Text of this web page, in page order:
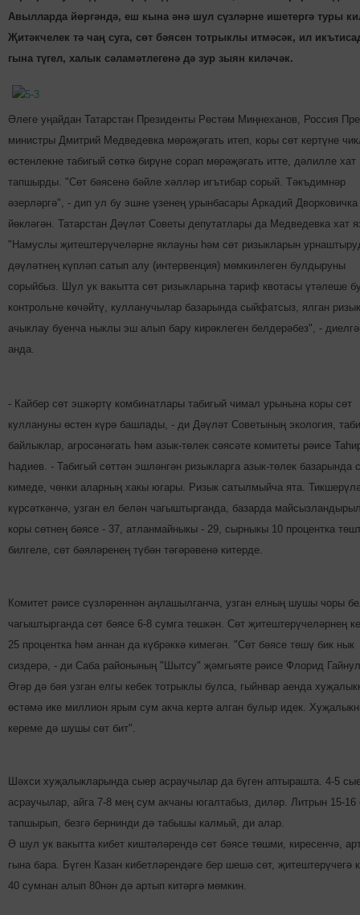
Авылларда йөргәндә, еш кына әнә шул сүзләрне ише­тер­гә туры
Җитәк­челек тә чаң суга, сөт бәясен тотрыклы итмәсәк, ил
гына түгел, халык сәламәтлегенә дә зур зыян киләчәк.
Әлеге уңайдан Татарстан Президенты Рөстәм Миңнеханов, Россия
министры Дмитрий Медведевка мөрәҗәгать итеп, коры сөт кертүне
өстенлекне табигый сөткә бирүне сорап мөрәҗәгать итте, дәлилле хат
тапшырды. "Сөт бәясенә бәйле хәлләр игътибар сорый. Тәкъдимнәр
әзерләргә", - дип ул бу эшне үзенең урынбасары Аркадий Дворковичка
йөкләгән. Татарстан Дәүләт Советы депутатлары да Медведевка хат
"Намуслы җитештерүче­ләр­не яклауны һәм сөт ризыкларын
дәүләтнең күпләп сатып алу (интервенция) мөмкин­леген булдыруны
сорыйбыз. Шул ук вакытта сөт ризыкларына тариф квотасы үтәлеше
контрольне көчәйтү, кулланучылар базарында сыйфатсыз, ялган
ачыклау буенча ныклы эш алып бару кирәклеген белдерә­без", -
анда.
- Кайбер сөт эшкәртү комбинатлары табигый чимал урынына коры сөт
куллануны өстен күрә баш­лады, - ди Дәүләт Советының экология,
байлыклар, аг­ро­сәнәгать һәм азык-төлек сәясәте комитеты рәисе
Һадиев. - Табигый сөттән эшләнгән ризык­ларга азык-төлек базарында
кимеде, чөнки аларның хакы югары. Ризык сатылмыйча ята.
күрсәткәнчә, узган ел белән чагыштырганда, базарда
коры сөтнең бәясе - 37, атланмайныкы - 29, сырныкы 10 процентка
билгеле, сөт бәяләренең түбән тәгәрәвенә китерде.
Комитет рәисе сүзләреннән аңлашылганча, узган елның шушы чоры
чагыштырганда сөт бәясе 6-8 сумга төшкән. Сөт җитештерүчеләрнең
25 процентка һәм аннан да күбрәккә кимегән. "Сөт бәясе төшү бик нык
сиздерә, - ди Саба районының "Шыт­су" җәмгыяте рәисе Флорид
Әгәр дә бәя узган елгы кебек тотрыклы булса, гыйнвар аенда
өстәмә ике миллион ярым сум акча кертә алган булыр идек.
кереме дә шушы сөт бит".
Шәхси хуҗалыкларында сыер асраучылар да бүген аптырашта. 4-5
асраучылар, айга 7-8 мең сум акчаны югалтабыз, диләр. Литрын 15-16
тапшырып, безгә бернинди дә табышы калмый, ди алар.
Ә шул ук вакытта кибет киштә­ләрендә сөт бәясе төшми, кире­сенчә,
гына бара. Бүген Казан кибетләрендәге бер шешә сөт, җитештерүчегә
40 сумнан алып 80нән дә артып китәргә мөмкин.